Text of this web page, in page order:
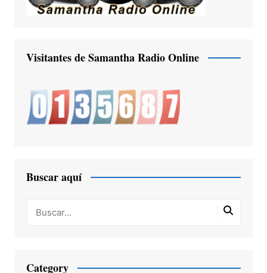
Visitantes de Samantha Radio Online
Buscar aquí
Category